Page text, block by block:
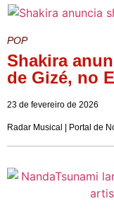
POP
Shakira
de Gizé, no
23 de fevereiro de 2026
Radar Musical | Portal de